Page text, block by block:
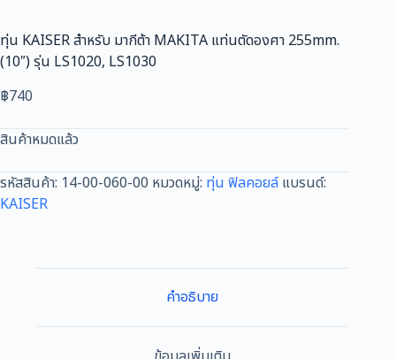
ทุ่น KAISER สำหรับ มากีต้า MAKITA แท่นตัดองศา 255mm.
(10″) รุ่น LS1020, LS1030
฿740
สินค้าหมดแล้ว
รหัสสินค้า: 14-00-060-00 หมวดหมู่: ทุ่น ฟิลคอยล์ แบรนด์:
KAISER
คำอธิบาย